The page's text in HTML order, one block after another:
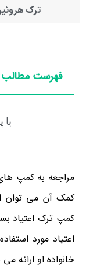
ترک
فهرست مطالب
مراجعه به کمپ
کمک آن می توان
کمپ ترک اعتیاد
اعتیاد مورد
خانواده او ارائه